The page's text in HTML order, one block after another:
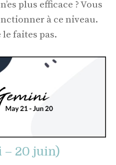
plus efficace ? Vous
à ce niveau.
faites pas.
– 20 juin)